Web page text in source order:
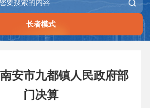
长者模式
安市九都镇人民政府部
门决算